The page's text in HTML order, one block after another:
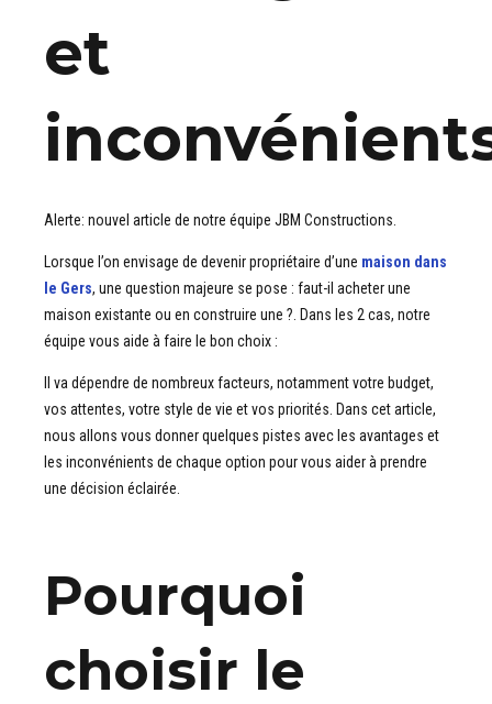
et
Alerte: nouvel article de notre équipe JBM Constructions.
Lorsque l’on envisage de devenir propriétaire d’une maison dans
le Gers, une question majeure se pose : faut-il acheter une
maison existante ou en construire une ?. Dans les 2 cas, notre
équipe vous aide à faire le bon choix :
Il va dépendre de nombreux facteurs, notamment votre budget,
vos attentes, votre style de vie et vos priorités. Dans cet article,
nous allons vous donner quelques pistes avec les avantages et
les inconvénients de chaque option pour vous aider à prendre
une décision éclairée.
Pourquoi
choisir le